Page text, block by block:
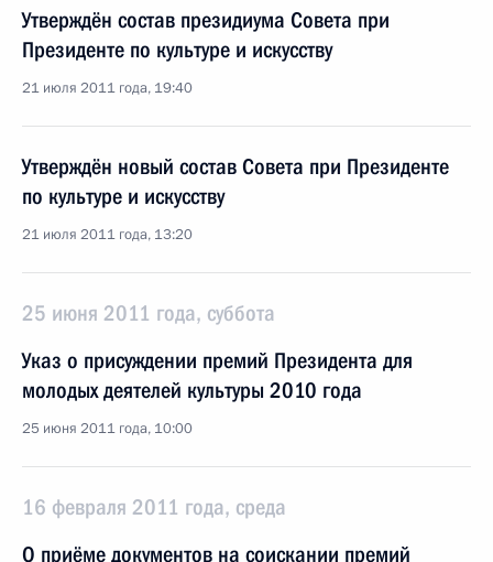
Утверждён состав президиума Совета при
Президенте по культуре и искусству
21 июля 2011 года, 19:40
Утверждён новый состав Совета при Президенте
по культуре и искусству
21 июля 2011 года, 13:20
25 июня 2011 года, суббота
Указ о присуждении премий Президента для
молодых деятелей культуры 2010 года
25 июня 2011 года, 10:00
16 февраля 2011 года, среда
О приёме документов на соискании премий